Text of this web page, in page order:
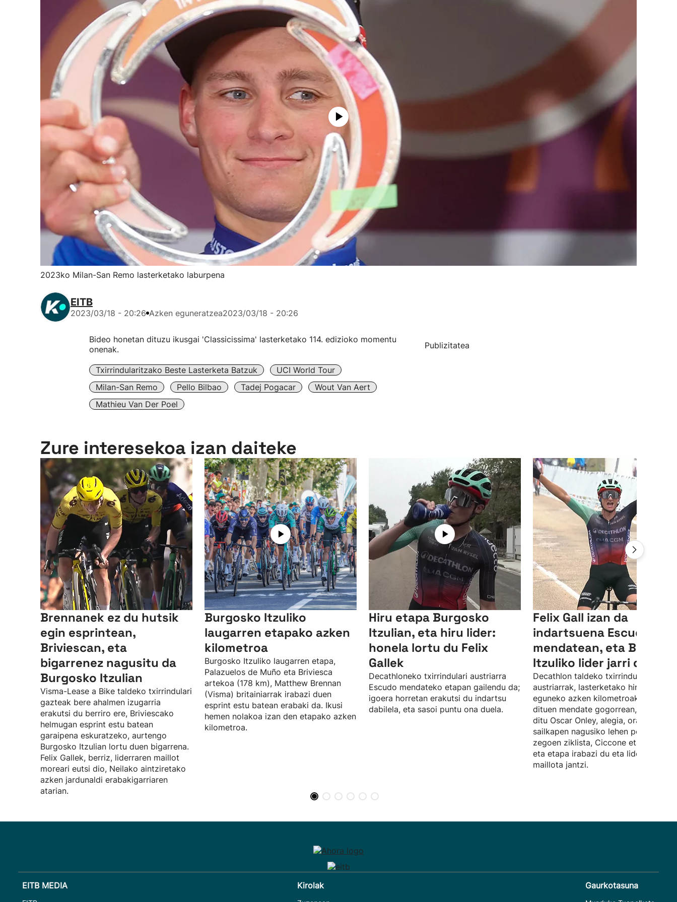
2023ko Milan-San Remo lasterketako laburpena
EITB
2023/03/18 - 20:26 Azken eguneratzea2023/03/18 - 20:26
Bideo honetan dituzu ikusgai 'Classicissima' lasterketako 114. edizioko momentu
onenak.
Txirrindularitzako Beste Lasterketa Batzuk
UCI World Tour
Milan-San Remo
Pello Bilbao Tadej Pogacar
Wout Van Aert
Mathieu Van Der Poel
Publizitatea
Zure interesekoa izan daiteke
Brennanek ez du hutsik
egin esprintean,
Briviescan, eta
bigarrenez nagusitu da
Burgosko Itzulian
Visma-Lease a Bike taldeko txirrindulari
gazteak bere ahalmen izugarria
erakutsi du berriro ere, Briviescako
helmugan esprint estu batean
garaipena eskuratzeko, aurtengo
Burgosko Itzulian lortu duen bigarrena.
Felix Gallek, berriz, liderraren maillot
moreari eutsi dio, Neilako aintziretako
azken jardunaldi erabakigarriaren
atarian.
Burgosko Itzuliko
laugarren etapako azken
kilometroa
Burgosko Itzuliko laugarren etapa,
Palazuelos de Muño eta Briviesca
artekoa (178 km), Matthew Brennan
(Visma) britainiarrak irabazi duen
esprint estu batean erabaki da. Ikusi
hemen nolakoa izan den etapako azken
kilometroa.
Hiru etapa Burgosko
Itzulian, eta hiru lider:
honela lortu du Felix
Gallek
Decathloneko txirrindulari austriarra
Escudo mendateko etapan gailendu da;
igoera horretan erakutsi du indartsu
dabilela, eta sasoi puntu ona duela.
Felix Gall izan da
indartsuena Escudo
mendatean, eta
Itzuliko lider jarri da
Decathlon taldeko txirrindulari
austriarrak, lasterketako hirugarren
eguneko azken kilometroak markatu
dituen mendate gogorrean, atzean
ditu Oscar Onley, alegia, orain arte
sailkapen nagusiko lehen postuan
zegoen ziklista, Ciccone eta
eta etapa irabazi du eta liderraren
maillota jantzi.
EITB MEDIA Kirolak Gaurkotasuna